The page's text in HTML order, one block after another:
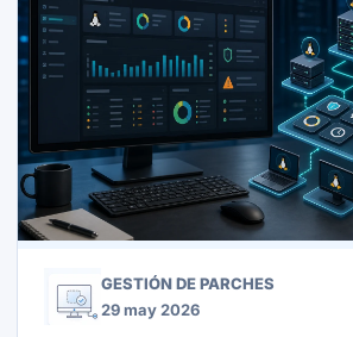
GESTIÓN DE PARCHES
29 may 2026